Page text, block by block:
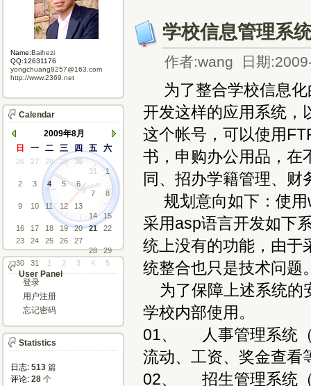
学校信息管理系
作者:wang 日期
为了整合学校信息化
开发这样的应用系统，
这个帐号，可以使用
书，申购办公用品，在
同、招办学籍管理、财
规划意向如下：使用
采用asp语言开发如下
统上没有的功能，由于
统整合也只是技术问题
为了保障上述系统的
学校内部使用。
01、 人事管理系统（
流动、工资、奖金查看
02、 招生管理系统（
Name:Baihezi
QQ:12631176
yongchuang8257@163.com
http://www.2369.net
Calendar
2009年8月
日
一 二 三 四 五 六
26 27 28 29
30
31
1
2
3 4 5
6
7
8
9
10 11 12
13
14
15
16
17 18 19 20 21
22
23
24 25 26
27
28
29
30
31 1 2 3 4 5
User Panel
登录
用户注册
忘记密码
Statistics
日志: 513 篇
评论: 28 个